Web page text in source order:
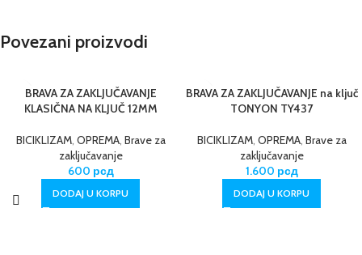
Povezani proizvodi
BRAVA ZA ZAKLJUČAVANJE
KLASIČNA NA KLJUČ 12MM
BICIKLIZAM, OPREMA, Brave za
zaključavanje
600 рсд
DODAJ U KORPU
BRAVA ZA ZAKLJUČAVANJE na ključ
TONYON TY437
BICIKLIZAM, OPREMA, Brave za
zaključavanje
1.600 рсд
DODAJ U KORPU